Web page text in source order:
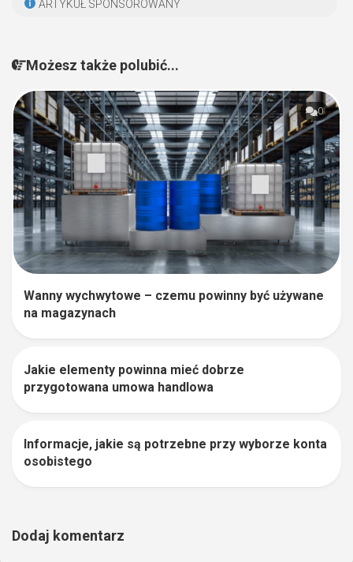
ARTYKUŁ SPONSOROWANY
Możesz także polubić...
0
Wanny wychwytowe – czemu powinny być używane
na magazynach
Jakie elementy powinna mieć dobrze
przygotowana umowa handlowa
0
Informacje, jakie są potrzebne przy wyborze konta
osobistego
Dodaj komentarz